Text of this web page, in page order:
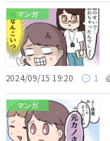
マンガ
2024/09/15 19:20 1
マンガ